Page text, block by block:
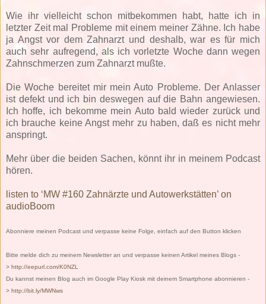
Wie ihr vielleicht schon mitbekommen habt, hatte ich in
letzter Zeit mal Probleme mit einem meiner Zähne. Ich habe
ja Angst vor dem Zahnarzt und deshalb, war es für mich
auch sehr aufregend, als ich vorletzte Woche dann wegen
Zahnschmerzen zum Zahnarzt mußte.
Die Woche bereitet mir mein Auto Probleme. Der Anlasser
ist defekt und ich bin deswegen auf die Bahn angewiesen.
Ich hoffe, ich bekomme mein Auto bald wieder zurück und
ich brauche keine Angst mehr zu haben, daß es nicht mehr
anspringt.
Mehr über die beiden Sachen, könnt ihr in meinem Podcast
hören.
listen to ‘MW #160 Zahnärzte und Autowerkstätten’ on
audioBoom
Abonniere meinen Podcast und verpasse keine Folge, einfach auf den Button klicken
Bitte melde dich zu meinem Newsletter an und verpasse keinen Artikel meines Blogs -
> http://eepurl.com/K0NZL
Du kannst meinen Blog auch im Google Play Kiosk mit deinem Smartphone abonnieren -
> http://bit.ly/MWNws